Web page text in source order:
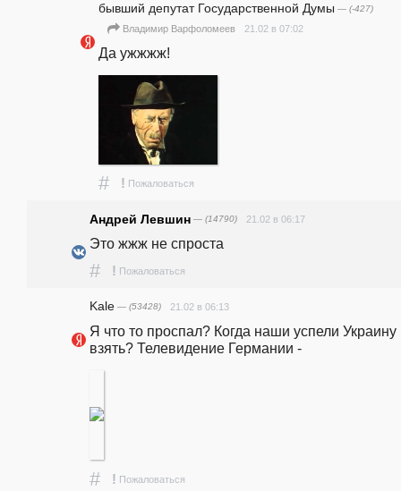
бывший депутат Государственной Думы — (-427)
Владимир Варфоломеев 21.02 в 07:02
Да ужжжж!
# ! Пожаловаться
Андрей Левшин — (14790) 21.02 в 06:17
Это жжж не спроста
# ! Пожаловаться
Kale — (53428) 21.02 в 06:13
Я что то проспал? Когда наши успели Украину
взять? Телевидение Германии -
# ! Пожаловаться